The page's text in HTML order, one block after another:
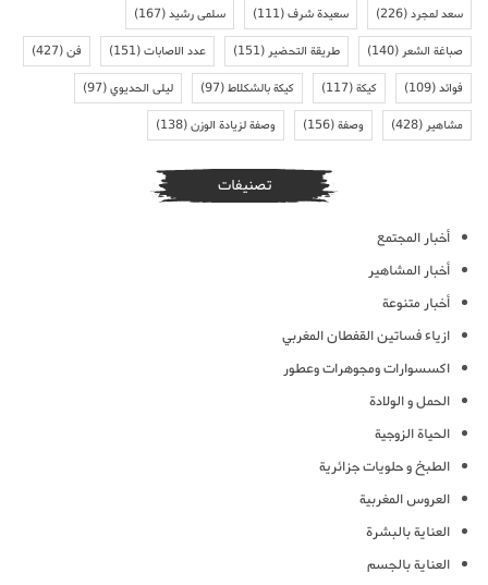
سعد لمجرد(226) سعيدة شرف(111) سلمى رشيد(167)
صباغة الشعر(140) طريقة التحضير(151) عدد الاصابات(151) فن(427)
فوائد(109) كيكة(117) كيكة بالشكلاط(97) ليلى الحديوي(97)
مشاهير(428) وصفة(156) وصفة لزيادة الوزن(138)
تصنيفات
أخبار المجتمع
أخبار المشاهير
أخبار متنوعة
ازياء فساتين القفطان المغربي
اكسسوارات ومجوهرات وعطور
الحمل و الولادة
الحياة الزوجية
الطبخ و حلويات جزائرية
العروس المغربية
العناية بالبشرة
العناية بالجسم